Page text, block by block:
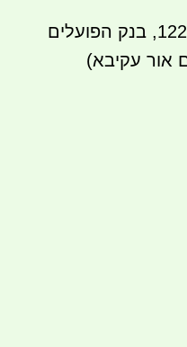
העברה בנקאית לחשבון 12230, בנק הפועלים